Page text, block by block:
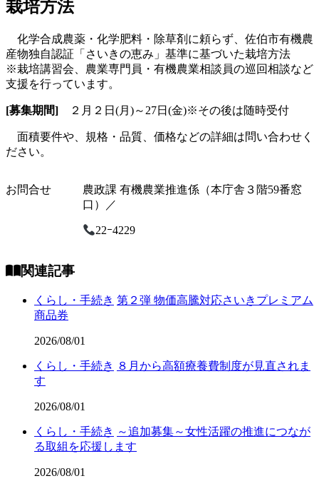
栽培方法
化学合成農薬・化学肥料・除草剤に頼らず、佐伯市有機農
産物独自認証「さいきの恵み」基準に基づいた栽培方法
※栽培講習会、農業専門員・有機農業相談員の巡回相談など
支援を行っています。
[募集期間] ２月２日(月)～27日(金)※その後は随時受付
面積要件や、規格・品質、価格などの詳細は問い合わせく
ださい。
お問合せ
農政課 有機農業推進係（本庁舎３階59番窓
口）／
22ｰ4229
関連記事
くらし・手続き 第２弾 物価高騰対応さいきプレミアム
商品券
2026/08/01
くらし・手続き ８月から高額療養費制度が見直されま
す
2026/08/01
くらし・手続き ～追加募集～女性活躍の推進につなが
る取組を応援します
2026/08/01